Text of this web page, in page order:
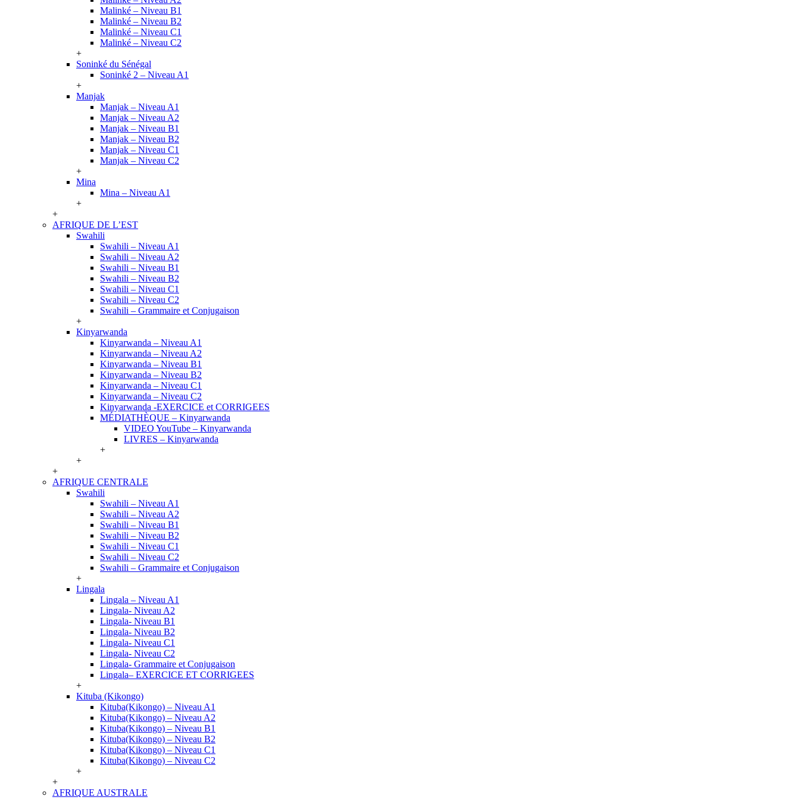
Malinké – Niveau B1
Malinké – Niveau B2
Malinké – Niveau C1
Malinké – Niveau C2
+
Soninké du Sénégal
Soninké 2 – Niveau A1
+
Manjak
Manjak – Niveau A1
Manjak – Niveau A2
Manjak – Niveau B1
Manjak – Niveau B2
Manjak – Niveau C1
Manjak – Niveau C2
+
Mina
Mina – Niveau A1
+
+
AFRIQUE DE L’EST
Swahili
Swahili – Niveau A1
Swahili – Niveau A2
Swahili – Niveau B1
Swahili – Niveau B2
Swahili – Niveau C1
Swahili – Niveau C2
Swahili – Grammaire et Conjugaison
+
Kinyarwanda
Kinyarwanda – Niveau A1
Kinyarwanda – Niveau A2
Kinyarwanda – Niveau B1
Kinyarwanda – Niveau B2
Kinyarwanda – Niveau C1
Kinyarwanda – Niveau C2
Kinyarwanda -EXERCICE et CORRIGEES
MÉDIATHÈQUE – Kinyarwanda
VIDEO YouTube – Kinyarwanda
LIVRES – Kinyarwanda
+
+
+
AFRIQUE CENTRALE
Swahili
Swahili – Niveau A1
Swahili – Niveau A2
Swahili – Niveau B1
Swahili – Niveau B2
Swahili – Niveau C1
Swahili – Niveau C2
Swahili – Grammaire et Conjugaison
+
Lingala
Lingala – Niveau A1
Lingala- Niveau A2
Lingala- Niveau B1
Lingala- Niveau B2
Lingala- Niveau C1
Lingala- Niveau C2
Lingala- Grammaire et Conjugaison
Lingala– EXERCICE ET CORRIGEES
+
Kituba (Kikongo)
Kituba(Kikongo) – Niveau A1
Kituba(Kikongo) – Niveau A2
Kituba(Kikongo) – Niveau B1
Kituba(Kikongo) – Niveau B2
Kituba(Kikongo) – Niveau C1
Kituba(Kikongo) – Niveau C2
+
+
AFRIQUE AUSTRALE